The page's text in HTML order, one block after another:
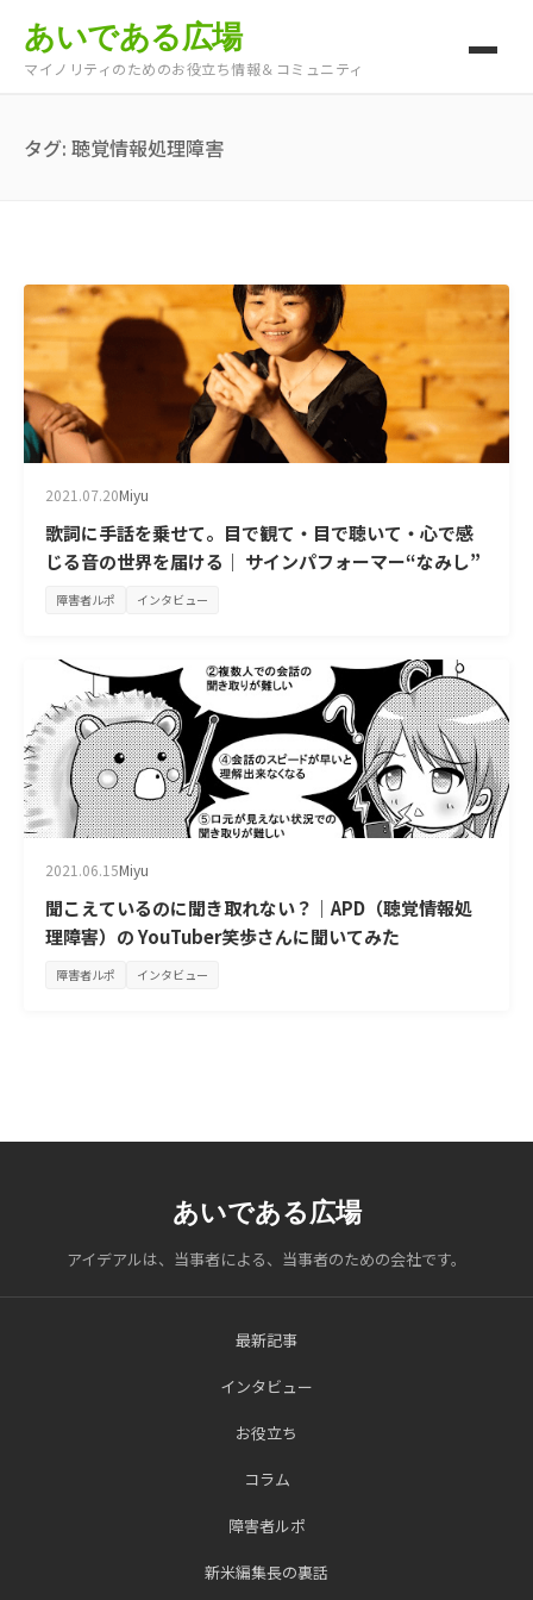
あいである広場
マイノリティのためのお役立ち情報＆コミュニティ
タグ: 聴覚情報処理障害
2021.07.20Miyu
歌詞に手話を乗せて。目で観て・目で聴いて・心で感
じる音の世界を届ける｜ サインパフォーマー“なみし”
障害者ルポ インタビュー
2021.06.15Miyu
聞こえているのに聞き取れない？｜APD（聴覚情報処
理障害）の YouTuber笑歩さんに聞いてみた
障害者ルポ インタビュー
あいである広場
アイデアルは、当事者による、当事者のための会社です。
最新記事
インタビュー
お役立ち
コラム
障害者ルポ
新米編集長の裏話